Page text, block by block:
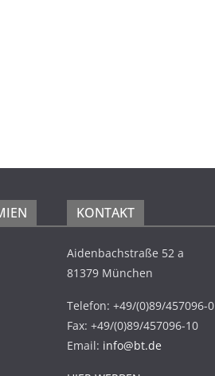
KONTAKT
Aidenbachstraße 52 a
81379 München
Telefon: +49/(0)89/457096-0
Fax: +49/(0)89/457096-10
Email: info@bt.de